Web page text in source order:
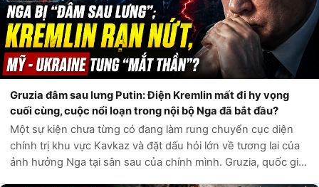
Gruzia đâm sau lưng Putin: Điện Kremlin mất đi hy vọng
cuối cùng, cuộc nổi loạn trong nội bộ Nga đã bắt đầu?
Một sự kiện chưa từng có đang làm rung chuyển cục diện
chính trị khu vực Kavkaz và đặt dấu hỏi lớn về tương lai của
ảnh hưởng Nga tại sân sau của chính mình. Gruzia, quốc gia